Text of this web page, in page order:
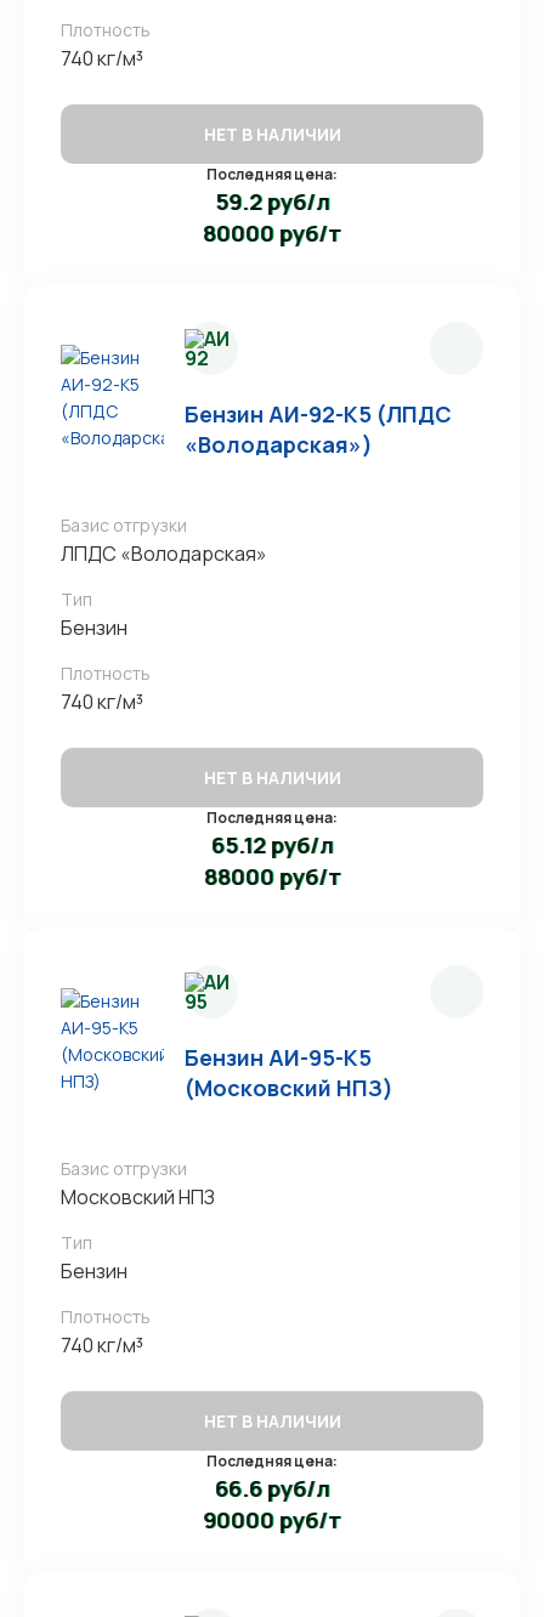
Плотность
740 кг/м³
НЕТ В НАЛИЧИИ
Последняя цена:
59.2 руб/л
80000 руб/т
Бензин АИ-92-К5 (ЛПДС
«Володарская»)
Базис отгрузки
ЛПДС «Володарская»
Тип
Бензин
Плотность
740 кг/м³
НЕТ В НАЛИЧИИ
Последняя цена:
65.12 руб/л
88000 руб/т
Бензин АИ-95-К5
(Московский НПЗ)
Базис отгрузки
Московский НПЗ
Тип
Бензин
Плотность
740 кг/м³
НЕТ В НАЛИЧИИ
Последняя цена:
66.6 руб/л
90000 руб/т